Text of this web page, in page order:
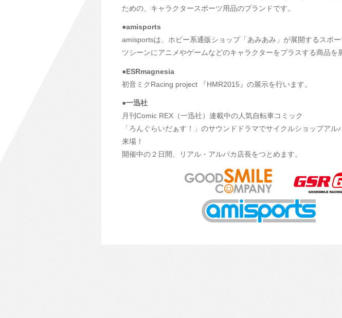
ための、キャラクタースポーツ用品のブランドです。
●amisports
amisportsは、ホビー系通販ショップ「あみあみ」が展開するスポ
ツシーンにアニメやゲームなどのキャラクターをプラスする商品を
●ESRmagnesia
初音ミクRacing project 『HMR2015』の展示を行います。
●一迅社
月刊Comic REX（一迅社）連載中の人気自転車コミック
「ろんぐらいだぁす！」のサウンドドラマでサイクルショップア
来場！
開催中の２日間、リアル・アルパカ店長をつとめます。